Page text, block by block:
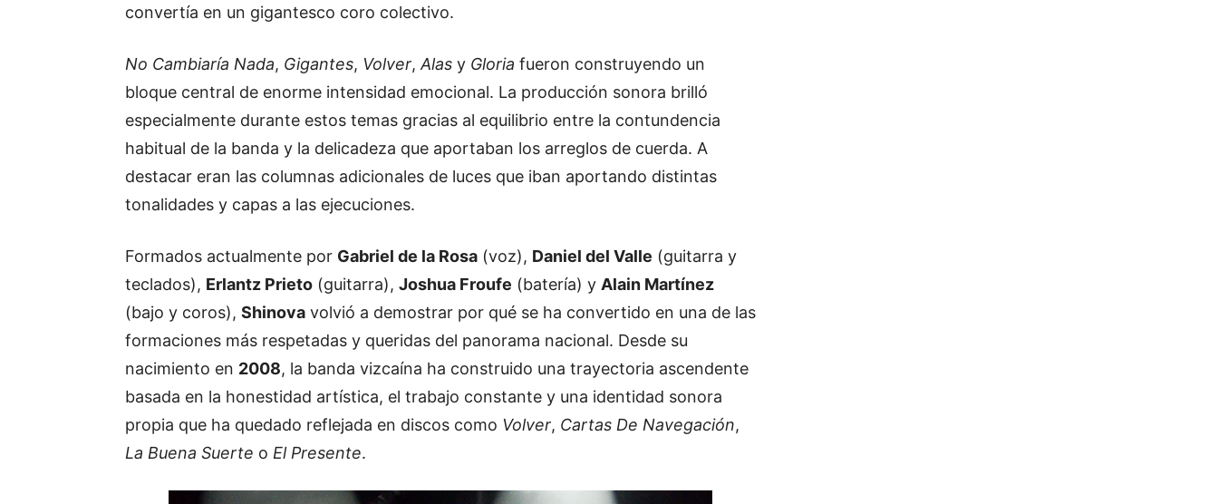
convertía en un gigantesco coro colectivo.
No Cambiaría Nada, Gigantes, Volver, Alas y Gloria fueron construyendo un
bloque central de enorme intensidad emocional. La producción sonora brilló
especialmente durante estos temas gracias al equilibrio entre la contundencia
habitual de la banda y la delicadeza que aportaban los arreglos de cuerda. A
destacar eran las columnas adicionales de luces que iban aportando distintas
tonalidades y capas a las ejecuciones.
Formados actualmente por Gabriel de la Rosa (voz), Daniel del Valle (guitarra y
teclados), Erlantz Prieto (guitarra), Joshua Froufe (batería) y Alain Martínez
(bajo y coros), Shinova volvió a demostrar por qué se ha convertido en una de las
formaciones más respetadas y queridas del panorama nacional. Desde su
nacimiento en 2008, la banda vizcaína ha construido una trayectoria ascendente
basada en la honestidad artística, el trabajo constante y una identidad sonora
propia que ha quedado reflejada en discos como Volver, Cartas De Navegación,
La Buena Suerte o El Presente.